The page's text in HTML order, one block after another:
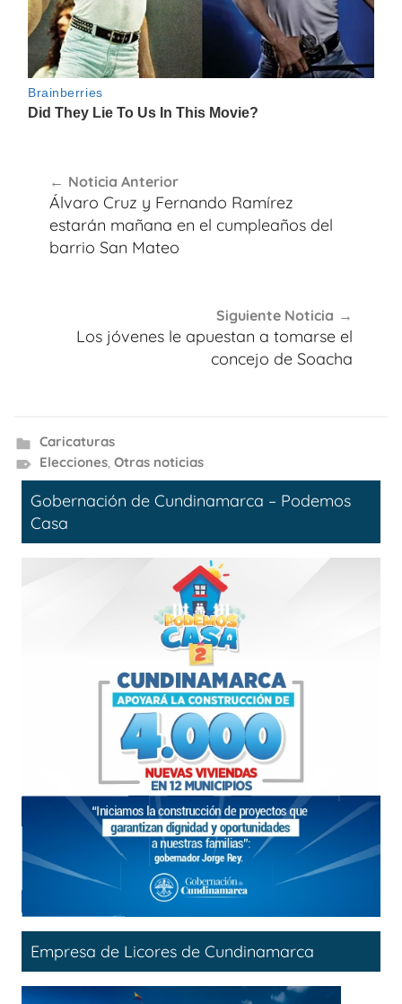
de
entradas
Noticia Anterior
Álvaro Cruz y Fernando Ramírez
estarán mañana en el cumpleaños del
barrio San Mateo
Siguiente Noticia
Los jóvenes le apuestan a tomarse el
concejo de Soacha
Caricaturas
Elecciones, Otras noticias
Gobernación de Cundinamarca – Podemos
Casa
Empresa de Licores de Cundinamarca